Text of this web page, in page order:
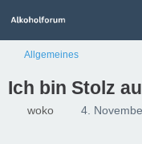
Allgemeines
Ich bin Stolz
woko 4.